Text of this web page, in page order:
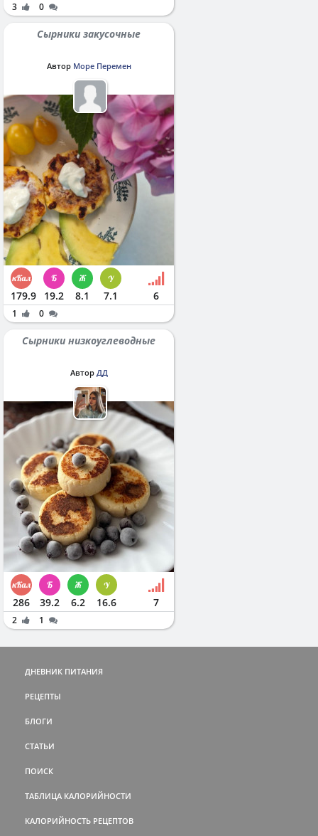
3 0
Сырники закусочные
Автор Море Перемен
179.9 19.2 8.1 7.1 6
1 0
Сырники низкоуглеводные
Автор ДД
286 39.2 6.2 16.6 7
2 1
ДНЕВНИК ПИТАНИЯ
РЕЦЕПТЫ
БЛОГИ
СТАТЬИ
ПОИСК
ТАБЛИЦА КАЛОРИЙНОСТИ
КАЛОРИЙНОСТЬ РЕЦЕПТОВ